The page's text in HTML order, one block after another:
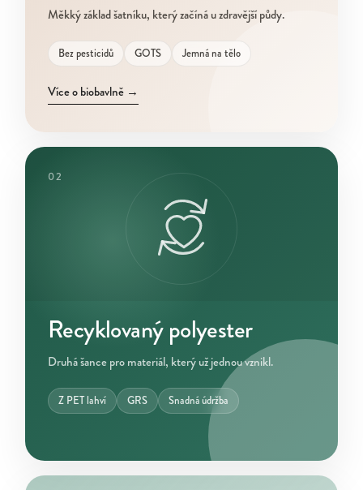
Měkký základ šatníku, který začíná u zdravější půdy.
Bez pesticidů GOTS Jemná na tělo
Více o biobavlně →
02
Recyklovaný polyester
Druhá šance pro materiál, který už jednou vznikl.
Z PET lahví GRS Snadná údržba